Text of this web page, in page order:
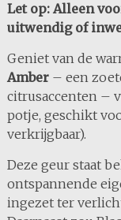
Let op: Alleen
uitwendig of
Geniet van de
Amber– een
citrusaccenten –
potje, geschikt
verkrijgbaar).
Deze geur staat
ontspannende
ingezet ter